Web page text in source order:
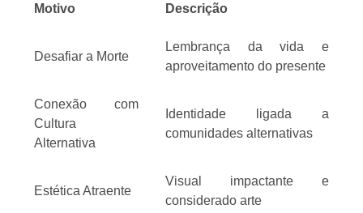
Motivo Descrição
Desafiar a Morte
Lembrança da vida e
aproveitamento do presente
Conexão com
Cultura
Alternativa
Identidade ligada a
comunidades alternativas
Estética Atraente
Visual impactante e
considerado arte